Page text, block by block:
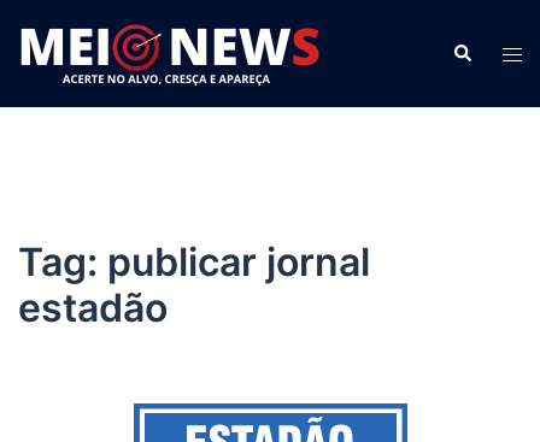
para
conteúdo
Search
Tag: publicar jornal
estadão